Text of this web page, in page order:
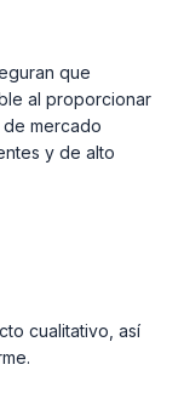
que
al proporcionar
mercado
y de alto
cualitativo, así